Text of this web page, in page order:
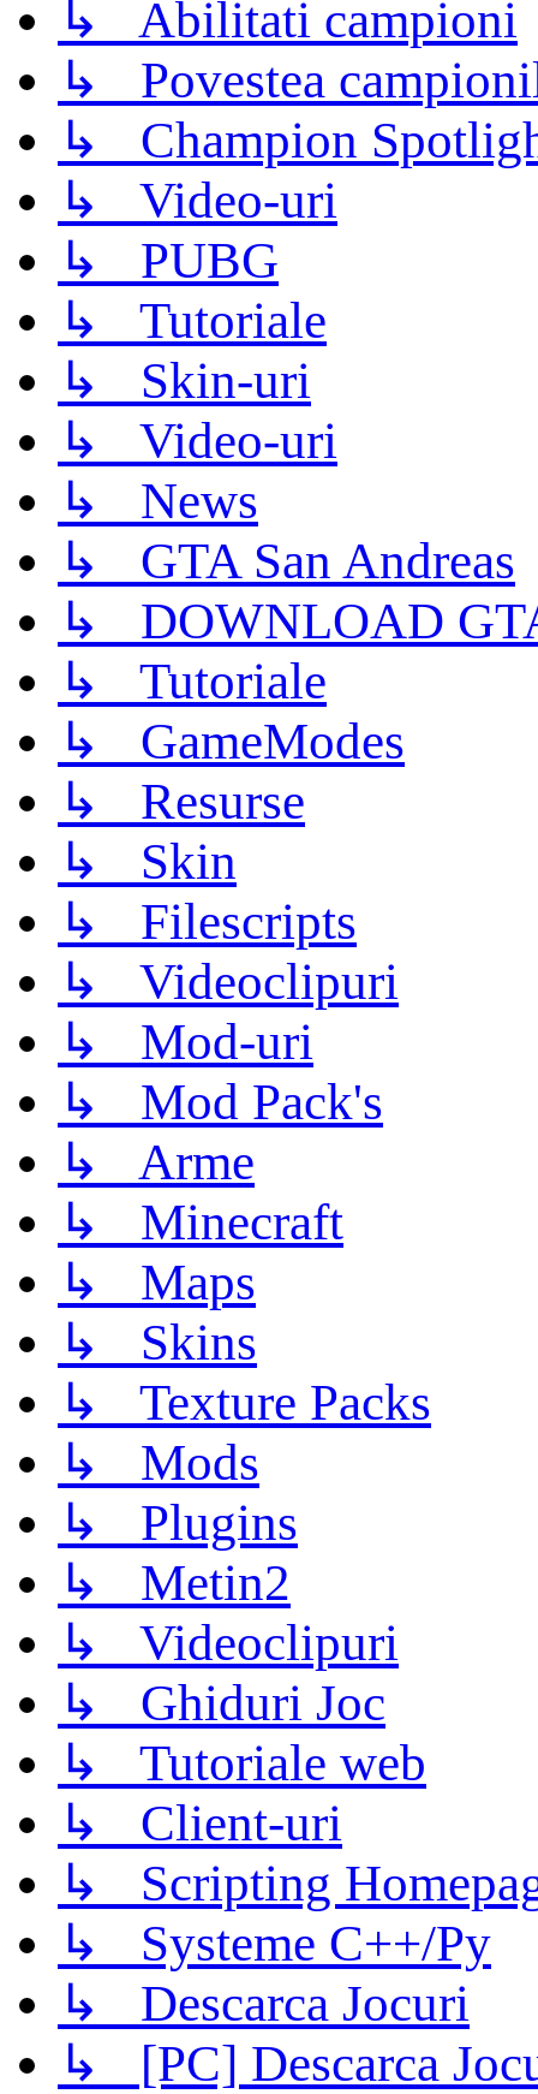
↳ Abilitati campioni
↳ Povestea
↳ Champion
↳ Video-uri
↳ PUBG
↳ Tutoriale
↳ Skin-uri
↳ Video-uri
↳ News
↳ GTA San Andreas
↳ DOWNLOAD
↳ Tutoriale
↳ GameModes
↳ Resurse
↳ Skin
↳ Filescripts
↳ Videoclipuri
↳ Mod-uri
↳ Mod Pack's
↳ Arme
↳ Minecraft
↳ Maps
↳ Skins
↳ Texture Packs
↳ Mods
↳ Plugins
↳ Metin2
↳ Videoclipuri
↳ Ghiduri Joc
↳ Tutoriale web
↳ Client-uri
↳ Scripting
↳ Systeme C++/Py
↳ Descarca Jocuri
↳ [PC] Descarca